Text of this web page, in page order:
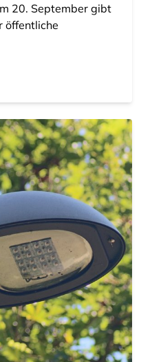
20. September gibt
öffentliche